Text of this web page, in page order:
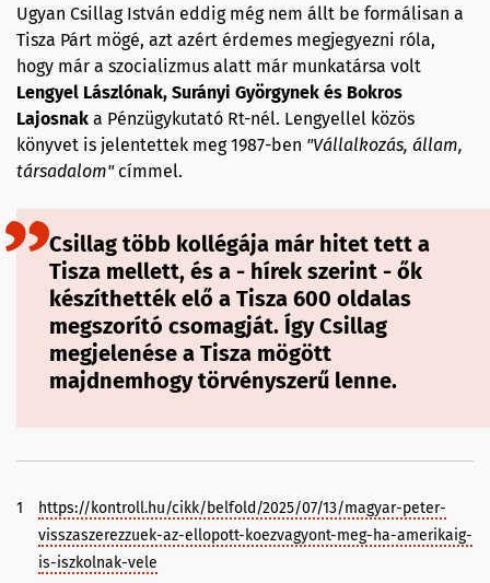
Ugyan Csillag István eddig még nem állt be formálisan a
Tisza Párt mögé, azt azért érdemes megjegyezni róla,
hogy már a szocializmus alatt már munkatársa volt
Lengyel Lászlónak, Surányi Györgynek és Bokros
Lajosnak a Pénzügykutató Rt-nél. Lengyellel közös
könyvet is jelentettek meg 1987-ben "Vállalkozás, állam,
társadalom"címmel.
Csillag több kollégája már hitet tett a
Tisza mellett, és a - hírek szerint - ők
készíthették elő a Tisza 600 oldalas
megszorító csomagját. Így Csillag
megjelenése a Tisza mögött
majdnemhogy törvényszerű lenne.
1
https://kontroll.hu/cikk/belfold/2025/07/13/magyar-peter-
visszaszerezzuek-az-ellopott-koezvagyont-meg-ha-amerikaig-
is-iszkolnak-vele